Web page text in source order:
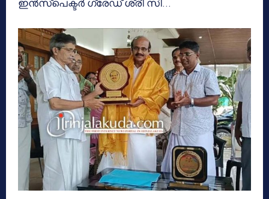
ഇൻസ്പെക്ടർ ഗ്രേഡ് ശ്രീ സി...